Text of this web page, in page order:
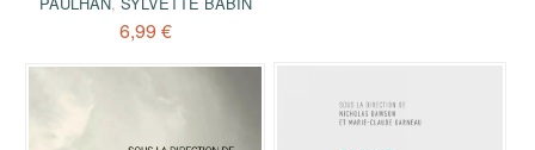
6,99 €